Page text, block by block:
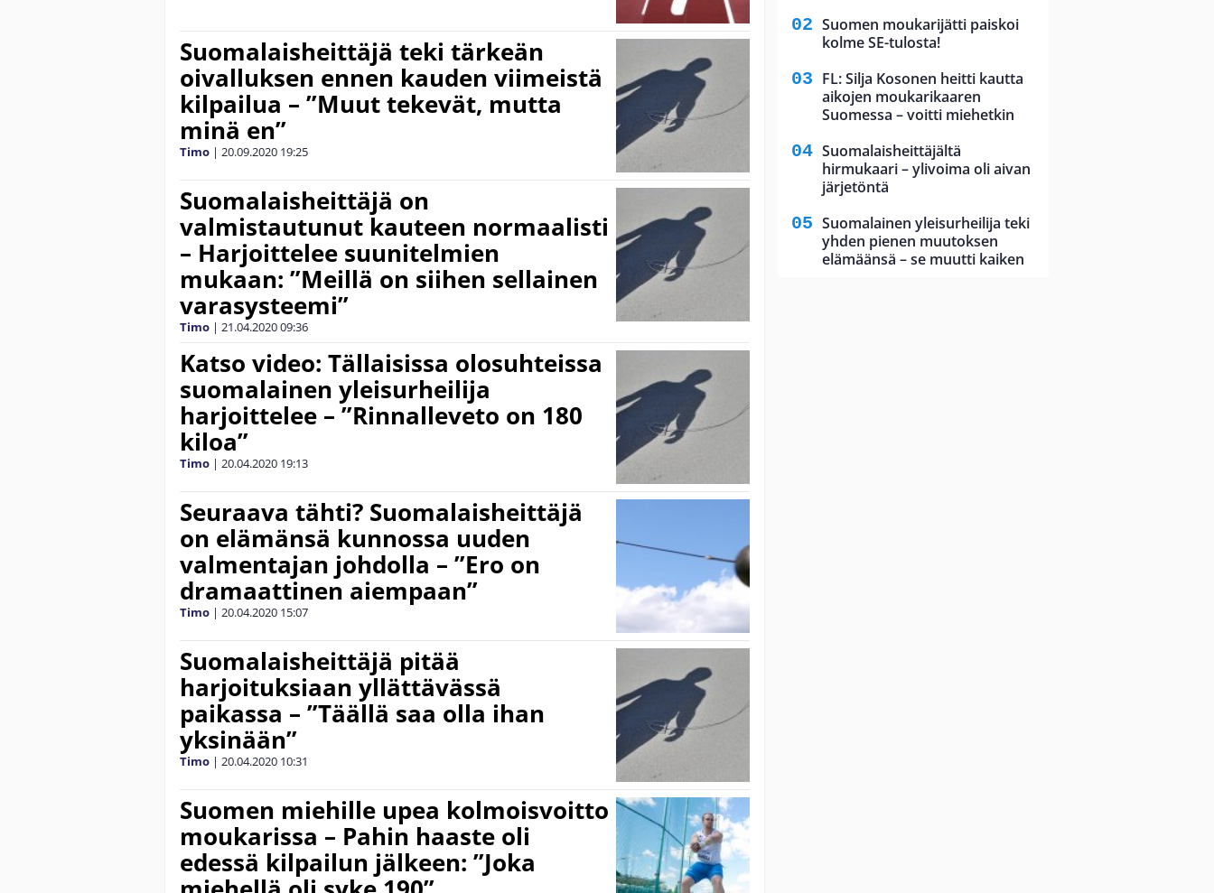
Suomalaisheittäjä teki tärkeän
oivalluksen ennen kauden viimeistä
kilpailua – ”Muut tekevät, mutta
minä en”
Timo | 20.09.2020 19:25
Suomalaisheittäjä on
valmistautunut kauteen normaalisti
– Harjoittelee suunitelmien
mukaan: ”Meillä on siihen sellainen
varasysteemi”
Timo | 21.04.202009:36
Katso video: Tällaisissa olosuhteissa
suomalainen yleisurheilija
harjoittelee – ”Rinnalleveto on 180
kiloa”
Timo | 20.04.2020 19:13
Seuraava tähti? Suomalaisheittäjä
on elämänsä kunnossa uuden
valmentajan johdolla – ”Ero on
dramaattinen aiempaan”
Timo | 20.04.2020 15:07
Suomalaisheittäjä pitää
harjoituksiaan yllättävässä
paikassa – ”Täällä saa olla ihan
yksinään”
Timo | 20.04.2020 10:31
Suomen miehille upea kolmoisvoitto
moukarissa – Pahin haaste oli
edessä kilpailun jälkeen: ”Joka
Suomen moukarijätti paiskoi
kolme SE-tulosta!
FL: Silja Kosonen heitti kautta
aikojen moukarikaaren
Suomessa – voitti miehetkin
Suomalaisheittäjältä
hirmukaari – ylivoima oli aivan
järjetöntä
Suomalainen yleisurheilija teki
yhden pienen muutoksen
elämäänsä – se muutti kaiken